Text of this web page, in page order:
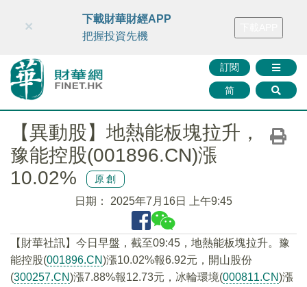
財華智庫網 FINTV FINMETA 財華證券 媒體矩陣
訂閱
简
×
下載財華財經APP
把握投資先機
【異動股】地熱能板塊拉升，
豫能控股(001896.CN)漲
10.02%
原創
日期： 2025年7月16日 上午9:45
【財華社訊】今日早盤，截至09:45，地熱能板塊拉升。豫
能控股(001896.CN)漲10.02%報6.92元，開山股份
(300257.CN)漲7.88%報12.73元，冰輪環境(000811.CN)漲